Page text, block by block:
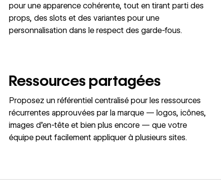
pour une apparence cohérente, tout en tirant parti des
props, des slots et des variantes pour une
personnalisation dans le respect des garde-fous.
Ressources partagées
Proposez un référentiel centralisé pour les ressources
récurrentes approuvées par la marque — logos, icônes,
images d’en-tête et bien plus encore — que votre
équipe peut facilement appliquer à plusieurs sites.